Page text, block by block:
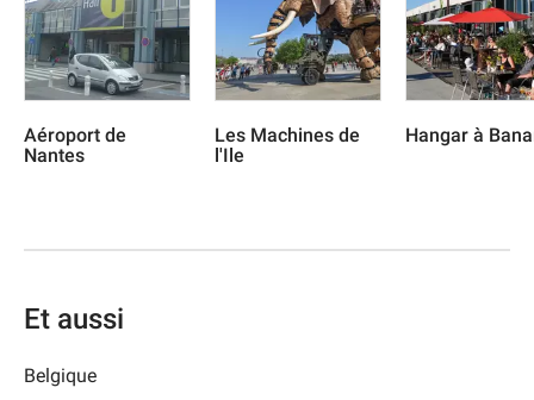
Aéroport de
Nantes
Les Machines de
l'Ile
Hangar à
Et aussi
Belgique